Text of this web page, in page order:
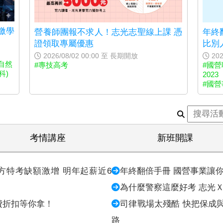
學
然
)
營養師團報不求人！志光志聖線上課 憑
證領取專屬優惠
2026/08/02 00:00 至 長期開放
#專技高考
年終
比別
#國
2023
#國
考情講座 新班開課
特考缺額激增 明年起薪近6
年終翻倍手冊 國營事業讓
為什麼警察這麼好考 志光
扣等你拿！
司律戰場太殘酷 快把保成
路